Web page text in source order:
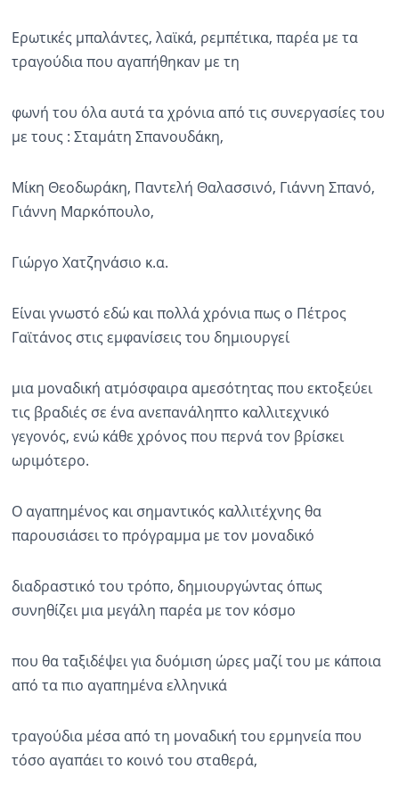
Ερωτικές μπαλάντες, λαϊκά, ρεμπέτικα, παρέα με τα
τραγούδια που αγαπήθηκαν με τη
φωνή του όλα αυτά τα χρόνια από τις συνεργασίες του
με τους : Σταμάτη Σπανουδάκη,
Μίκη Θεοδωράκη, Παντελή Θαλασσινό, Γιάννη Σπανό,
Γιάννη Μαρκόπουλο,
Γιώργο Χατζηνάσιο κ.α.
Είναι γνωστό εδώ και πολλά χρόνια πως ο Πέτρος
Γαϊτάνος στις εμφανίσεις του δημιουργεί
μια μοναδική ατμόσφαιρα αμεσότητας που εκτοξεύει
τις βραδιές σε ένα ανεπανάληπτο καλλιτεχνικό
γεγονός, ενώ κάθε χρόνος που περνά τον βρίσκει
ωριμότερο.
Ο αγαπημένος και σημαντικός καλλιτέχνης θα
παρουσιάσει το πρόγραμμα με τον μοναδικό
διαδραστικό του τρόπο, δημιουργώντας όπως
συνηθίζει μια μεγάλη παρέα με τον κόσμο
που θα ταξιδέψει για δυόμιση ώρες μαζί του με κάποια
από τα πιο αγαπημένα ελληνικά
τραγούδια μέσα από τη μοναδική του ερμηνεία που
τόσο αγαπάει το κοινό του σταθερά,